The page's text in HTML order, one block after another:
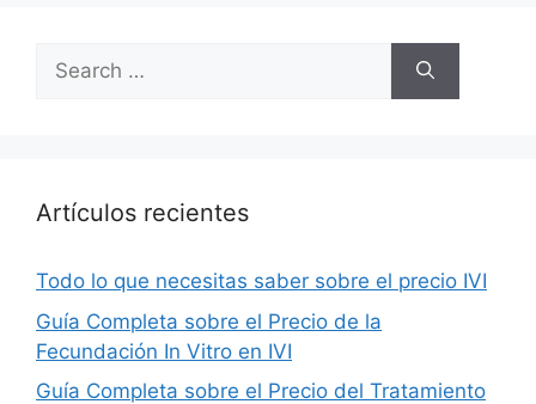
Search
for:
Artículos recientes
Todo lo que necesitas saber sobre el precio IVI
Guía Completa sobre el Precio de la
Fecundación In Vitro en IVI
Guía Completa sobre el Precio del Tratamiento